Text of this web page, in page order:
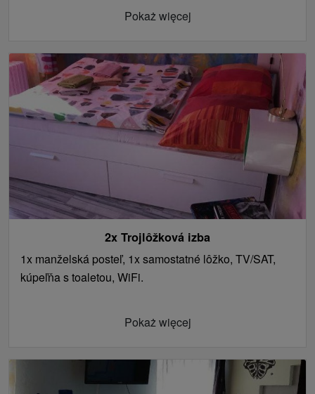
Pokaż więcej
2x Trojlôžková izba
1x manželská posteľ, 1x samostatné lôžko, TV/SAT,
kúpeľňa s toaletou, WiFi.
Pokaż więcej